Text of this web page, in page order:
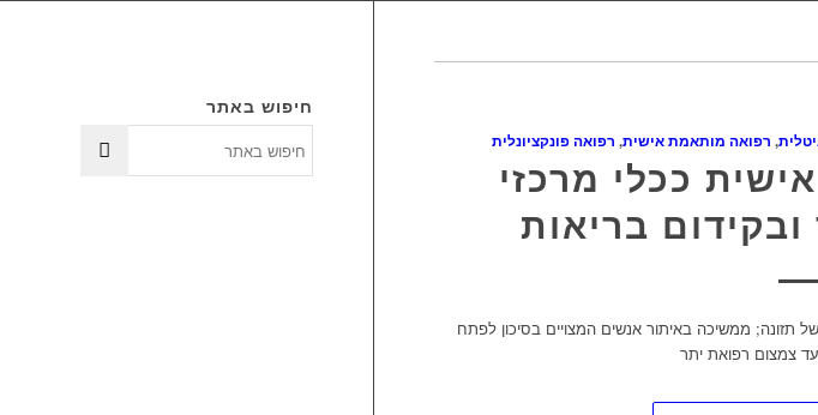
, רפואה מותאמת אישית, רפואה פונקציונלית
ככלי מרכזי
בריאות
ממשיכה באיתור אנשים המצויים בסיכון לפתח
צמצום רפואת יתר
חיפוש באתר